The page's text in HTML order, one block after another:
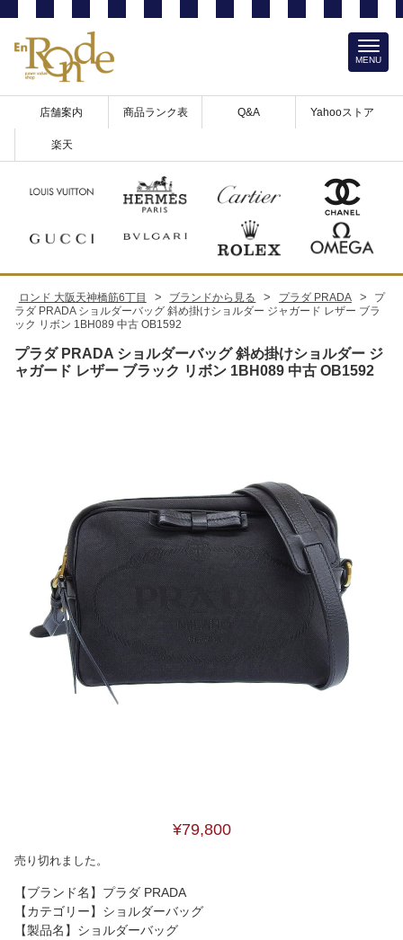
店舗案内 商品ランク表 Q&A Yahooストア
楽天
MENU
ロンド 大阪天神橋筋6丁目 > ブランドから見る > プラダ PRADA >
プ
ラダ PRADA ショルダーバッグ 斜め掛けショルダー ジャガード レザー ブラ
ック リボン 1BH089 中古 OB1592
プラダ PRADA ショルダーバッグ 斜め掛けショルダー ジ
ャガード レザー ブラック リボン 1BH089 中古 OB1592
¥79,800
売り切れました。
【ブランド名】プラダ PRADA
【カテゴリー】ショルダーバッグ
【製品名】ショルダーバッグ